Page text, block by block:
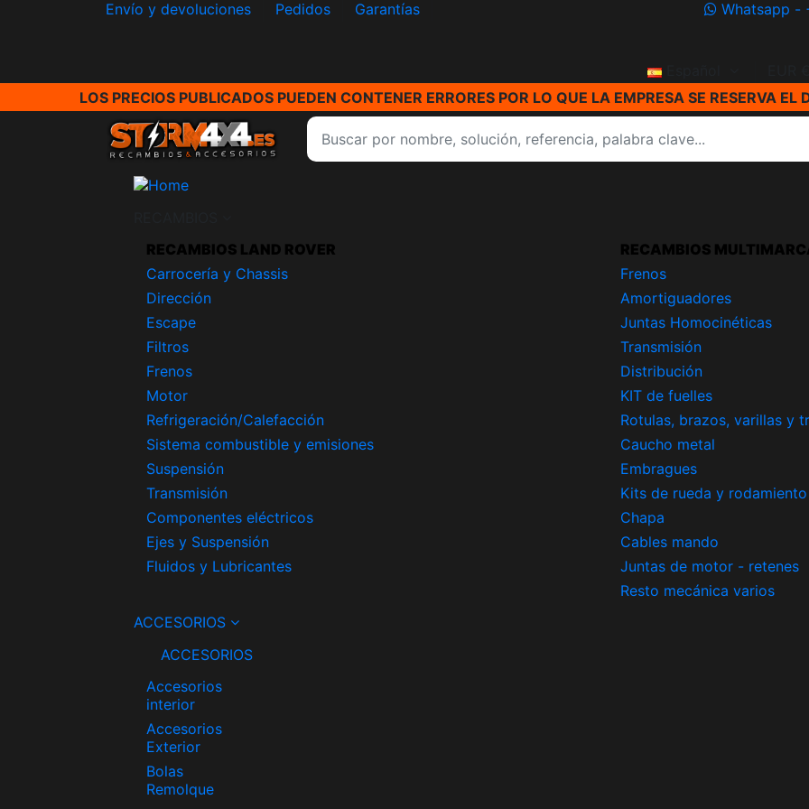
Envío y devoluciones Pedidos Garantías Whatsapp -
Español
LOS PRECIOS PUBLICADOS PUEDEN CONTENER ERRORES POR LO QUE LA EMPRESA SE RESERVA
RECAMBIOS LAND ROVER
Carrocería y Chassis
Dirección
Escape
Filtros
Frenos
Motor
Refrigeración/Calefacción
Sistema combustible y emisiones
Suspensión
Transmisión
Componentes eléctricos
Ejes y Suspensión
Fluidos y Lubricantes
RECAMBIOS
Frenos
Amortiguadores
Juntas Homocinéticas
Transmisión
Distribución
KIT de fuelles
Rotulas, brazos, varillas y
Caucho metal
Embragues
Kits de rueda y rodamiento
Chapa
Cables mando
Juntas de motor - retenes
Resto mecánica varios
ACCESORIOS
ACCESORIOS
Accesorios
interior
Accesorios
Exterior
Bolas
Remolque